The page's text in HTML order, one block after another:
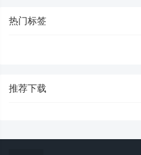
热门标签
推荐下载